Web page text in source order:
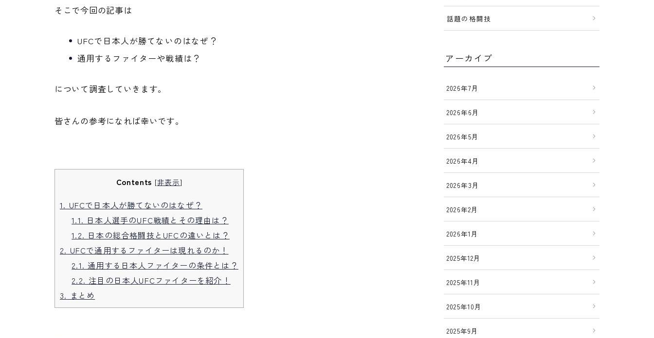
そこで今回の記事は
UFCで日本人が勝てないのはなぜ？
通用するファイターや戦績は？
について調査していきます。
皆さんの参考になれば幸いです。
Contents [非表示]
1. UFCで日本人が勝てないのはなぜ？
1.1. 日本人選手のUFC戦績とその理由は？
1.2. 日本の総合格闘技とUFCの違いとは？
2. UFCで通用するファイターは現れるのか！
2.1. 通用する日本人ファイターの条件とは？
2.2. 注目の日本人UFCファイターを紹介！
3. まとめ
話題の格闘技
アーカイブ
2026年7月
2026年6月
2026年5月
2026年4月
2026年3月
2026年2月
2026年1月
2025年12月
2025年11月
2025年10月
2025年9月